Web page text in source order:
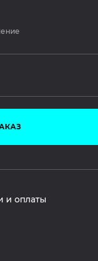
и оплаты